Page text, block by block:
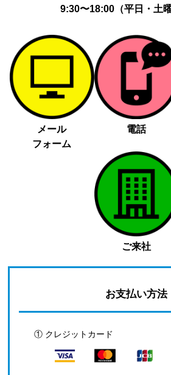
9:30〜18:00（平日・土
メール
フォーム
電話
ご来社
お支払い方法
① クレジットカード